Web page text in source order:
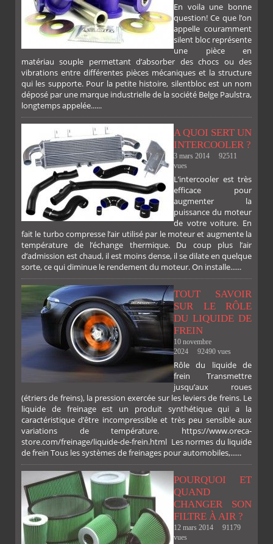
FACEBOOKTWITTERGOOGLEPINTEREST
PLUS
En voila une bonne
question! Ce que l’on
appelle couramment
silent bloc représente
une pièce en
matériau souple permettant d’absorber des chocs ou des
vibrations entre différentes pièces mécaniques et la structure
qui les supporte. Pour la petite histoire, silentbloc est un nom
déposé par une marque industrielle de la société Belge Paulstra,
longtemps appelée......
A QUOI SERT UN
INTERCOOLER ?
3 mars 2014
92511
vues
L’intercooler est très
efficace pour
augmenter la
puissance du moteur
de votre voiture. En
fait le turbo compresse l’air utilisé par le moteur et augmente la
température de l’échange thermique. Du coup plus l’air
d’admission est chaud, il est moins dense, il se dilate en quelque
sorte, ce qui diminue le rendement du moteur. On installe......
TOUT SAVOIR
SUR LE RÔLE
DU LIQUIDE DE
FREIN
10 novembre
2024
92490 vues
Rôle du liquide de
frein Transmettre
jusqu’aux roues
(étriers de freins), la pression exercée sur les leviers de freins. Le
liquide de freinage est un produit synthétique qui a la
caractéristique d’être incompressible et très peu sensible aux
variations de température. https://www.oreca-
store.com/freinage/liquide-de-frein.html Les normes du liquide
de frein Tous les systèmes de freinages pour automobiles,......
POURQUOI ET
QUAND
CHANGER SON
FILTRE À AIR ?
12 mars 2014
91179
vues